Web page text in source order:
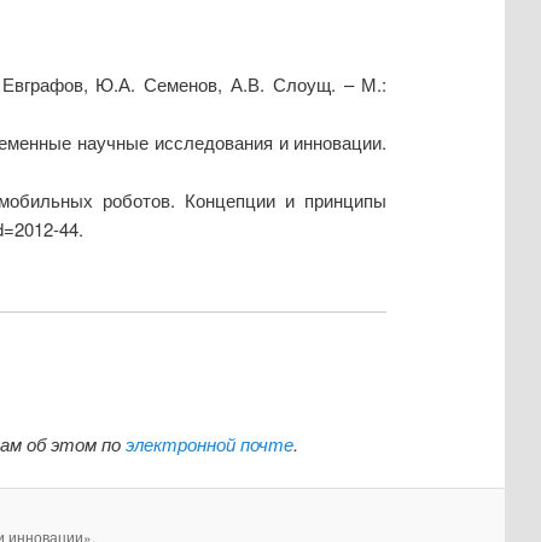
Евграфов, Ю.А. Семенов, А.В. Слоущ. – М.:
научные исследования и инновации.
роботов. Концепции и принципы
44.
об этом поэлектронной почте.
инновации».